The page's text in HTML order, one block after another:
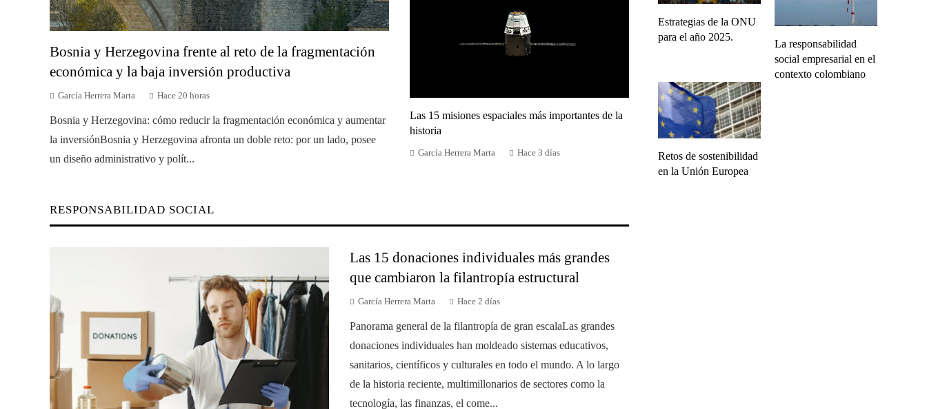
Bosnia y Herzegovina frente al reto de la fragmentación
económica y la baja inversión productiva
García Herrera Marta Hace 20 horas
Bosnia y Herzegovina: cómo reducir la fragmentación económica y aumentar
la inversiónBosnia y Herzegovina afronta un doble reto: por un lado, posee
un diseño administrativo y polít...
Las 15 misiones espaciales más importantes de la
historia
García Herrera Marta Hace 3 días
RESPONSABILIDAD SOCIAL
Las 15 donaciones individuales más grandes
que cambiaron la filantropía estructural
García Herrera Marta Hace 2 días
Panorama general de la filantropía de gran escalaLas grandes
donaciones individuales han moldeado sistemas educativos,
sanitarios, científicos y culturales en todo el mundo. A lo largo
de la historia reciente, multimillonarios de sectores como la
tecnología, las finanzas, el come...
Estrategias de la ONU
para el año 2025.
La responsabilidad
social empresarial en el
contexto colombiano
Retos de sostenibilidad
en la Unión Europea